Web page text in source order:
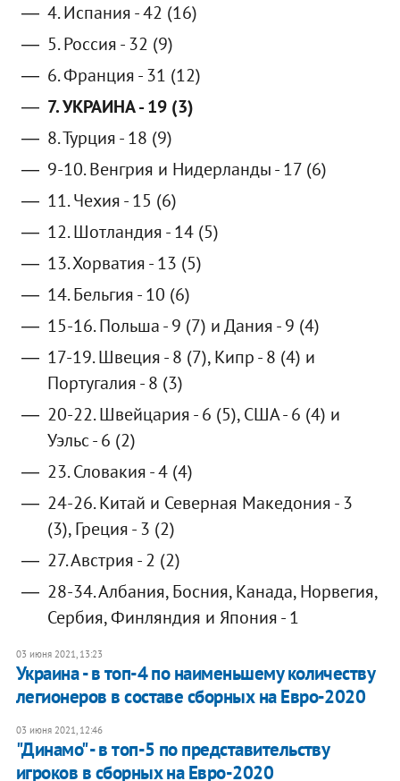
4. Испания - 42 (16)
5. Россия - 32 (9)
6. Франция - 31 (12)
7. УКРАИНА - 19 (3)
8. Турция - 18 (9)
9-10. Венгрия и Нидерланды - 17 (6)
11. Чехия - 15 (6)
12. Шотландия - 14 (5)
13. Хорватия - 13 (5)
14. Бельгия - 10 (6)
15-16. Польша - 9 (7) и Дания - 9 (4)
17-19. Швеция - 8 (7), Кипр - 8 (4) и
Португалия - 8 (3)
20-22. Швейцария - 6 (5), США - 6 (4) и
Уэльс - 6 (2)
23. Словакия - 4 (4)
24-26. Китай и Северная Македония - 3
(3), Греция - 3 (2)
27. Австрия - 2 (2)
28-34. Албания, Босния, Канада, Норвегия,
Сербия, Финляндия и Япония - 1
03 июня 2021, 13:23
Украина - в топ-4 по наименьшему количеству
легионеров в составе сборных на Евро-2020
03 июня 2021, 12:46
"Динамо" - в топ-5 по представительству
игроков в сборных на Евро-2020